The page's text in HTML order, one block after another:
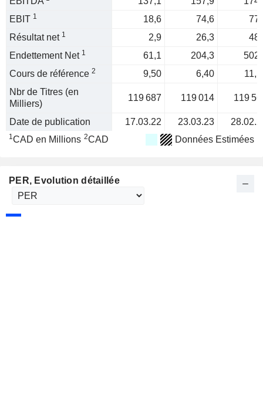
EBIT 1 18,6 74,6
Résultat net 1 2,9 26,3
Endettement Net 1 61,1 204,3
Cours de référence 2 9,50 6,40
Nbr de Titres (en
Milliers)
119 687 119 014 119
Date de publication 17.03.22 23.03.23
1CAD en Millions 2CAD Données Estimées
PER, Evolution détaillée